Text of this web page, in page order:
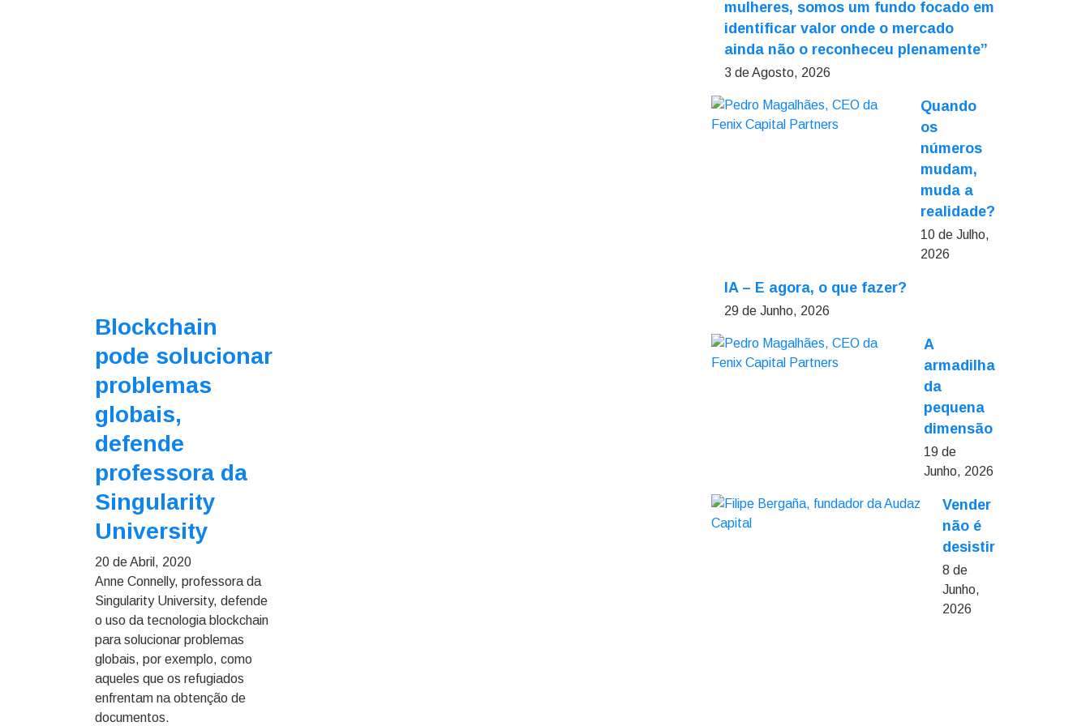
Blockchain
pode solucionar
problemas
globais,
defende
professora da
Singularity
University
20 de Abril, 2020
Anne Connelly, professora da
Singularity University, defende
o uso da tecnologia blockchain
para solucionar problemas
globais, por exemplo, como
aqueles que os refugiados
enfrentam na obtenção de
documentos.
mulheres, somos um fundo focado em
identificar valor onde o mercado
ainda não o reconheceu plenamente”
3 de Agosto, 2026
Quando
os
números
mudam,
muda a
realidade?
10 de Julho,
2026
IA – E agora, o que fazer?
29 de Junho, 2026
A
armadilha
da
pequena
dimensão
19 de
Junho, 2026
Vender
não é
desistir
8 de
Junho,
2026